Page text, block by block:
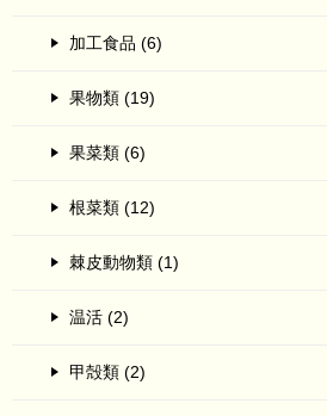
加工食品 (6)
果物類 (19)
果菜類 (6)
根菜類 (12)
棘皮動物類 (1)
温活 (2)
甲殻類 (2)